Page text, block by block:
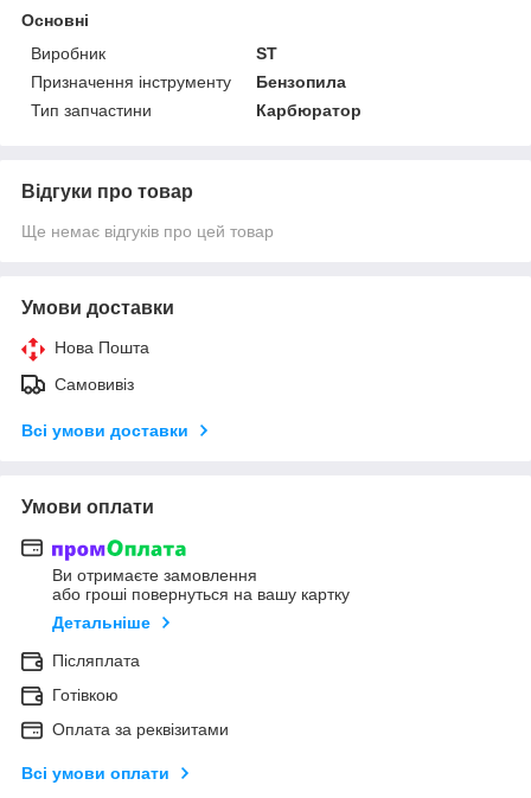
Основні
Виробник
ST
Призначення інструменту
Бензопила
Тип запчастини
Карбюратор
Відгуки про товар
Ще немає відгуків про цей товар
Умови доставки
Нова Пошта
Самовивіз
Всі умови доставки
Умови оплати
Ви отримаєте замовлення
або гроші повернуться на вашу картку
Детальніше
Післяплата
Готівкою
Оплата за реквізитами
Всі умови оплати